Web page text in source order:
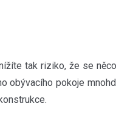
tak riziko, že se
obývacího pokoje